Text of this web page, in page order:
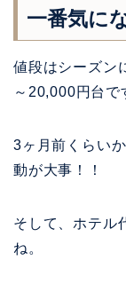
一番気に
値段はシーズン
～20,000円台で
3ヶ月前くらい
動が大事！！
そして、ホテル
ね。